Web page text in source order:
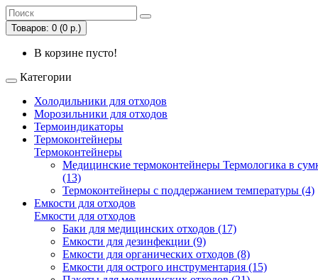
Товаров: 0 (0 р.)
В корзине пусто!
Категории
Холодильники для отходов
Морозильники для отходов
Термоиндикаторы
Термоконтейнеры
Термоконтейнеры
Медицинские термоконтейнеры Термологика в
(13)
Термоконтейнеры с поддержанием температуры (4)
Емкости для отходов
Емкости для отходов
Баки для медицинских отходов (17)
Емкости для дезинфекции (9)
Емкости для органических отходов (8)
Емкости для острого инструментария (15)